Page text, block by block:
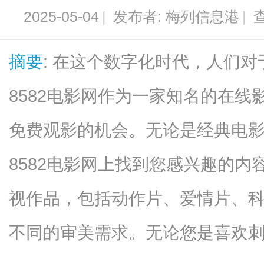
2025-05-04 | 发布者: 梅列信息港 |
摘要: 在这个数字化时代，人们
8582电影网作为一家知名的在线
免费观影的机会。无论是经典电
8582电影网上找到您感兴趣的内
视作品，包括动作片、爱情片、
不同的审美需求。无论您是喜欢